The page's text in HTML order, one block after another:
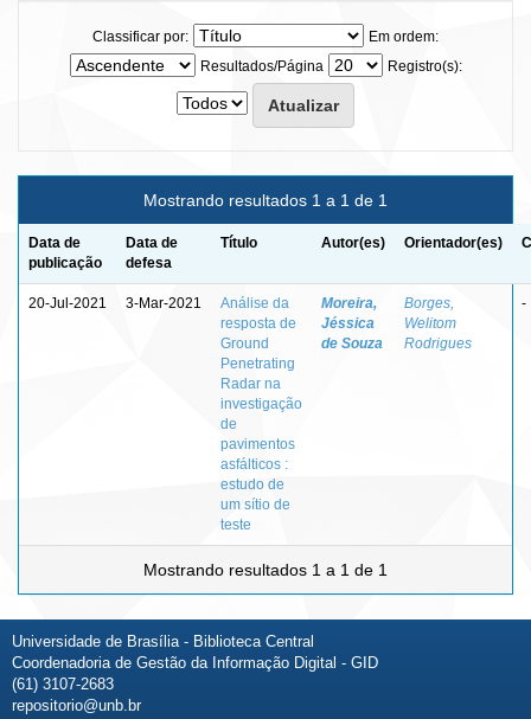
Classificar por:
Em ordem:
Resultados/Página
Registro(s):
Mostrando resultados 1 a 1 de 1
Data de
publicação
Data de
defesa
Título Autor(es) Orientador(es)
20-Jul-2021 3-Mar-2021
Análise da
resposta de
Ground
Penetrating
Radar na
investigação
de
pavimentos
asfálticos :
estudo de
um sítio de
teste
Moreira,
Jéssica
de Souza
Borges,
Welitom
Rodrigues
-
Mostrando resultados 1 a 1 de 1
Universidade de Brasília - Biblioteca Central
Coordenadoria de Gestão da Informação Digital - GID
(61) 3107-2683
repositorio@unb.br